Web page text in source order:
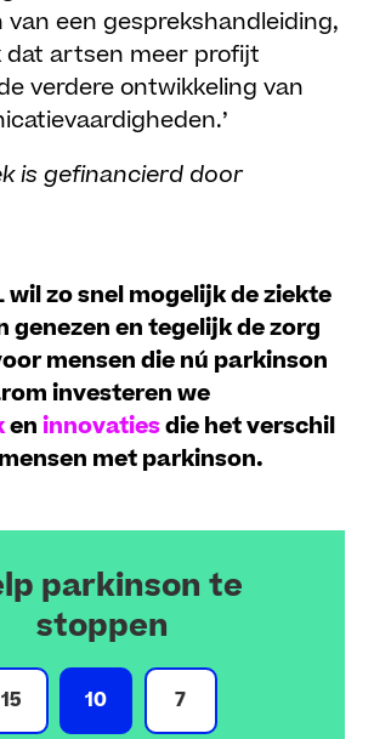
een gesprekshandleiding,
dat artsen meer profijt
verdere ontwikkeling van
is gefinancierd door
wil zo snel mogelijk de ziekte
genezen en tegelijk de zorg
mensen die nú parkinson
investeren we
eninnovatiesdie het verschil
met parkinson.
parkinson te
stoppen
15 10 7